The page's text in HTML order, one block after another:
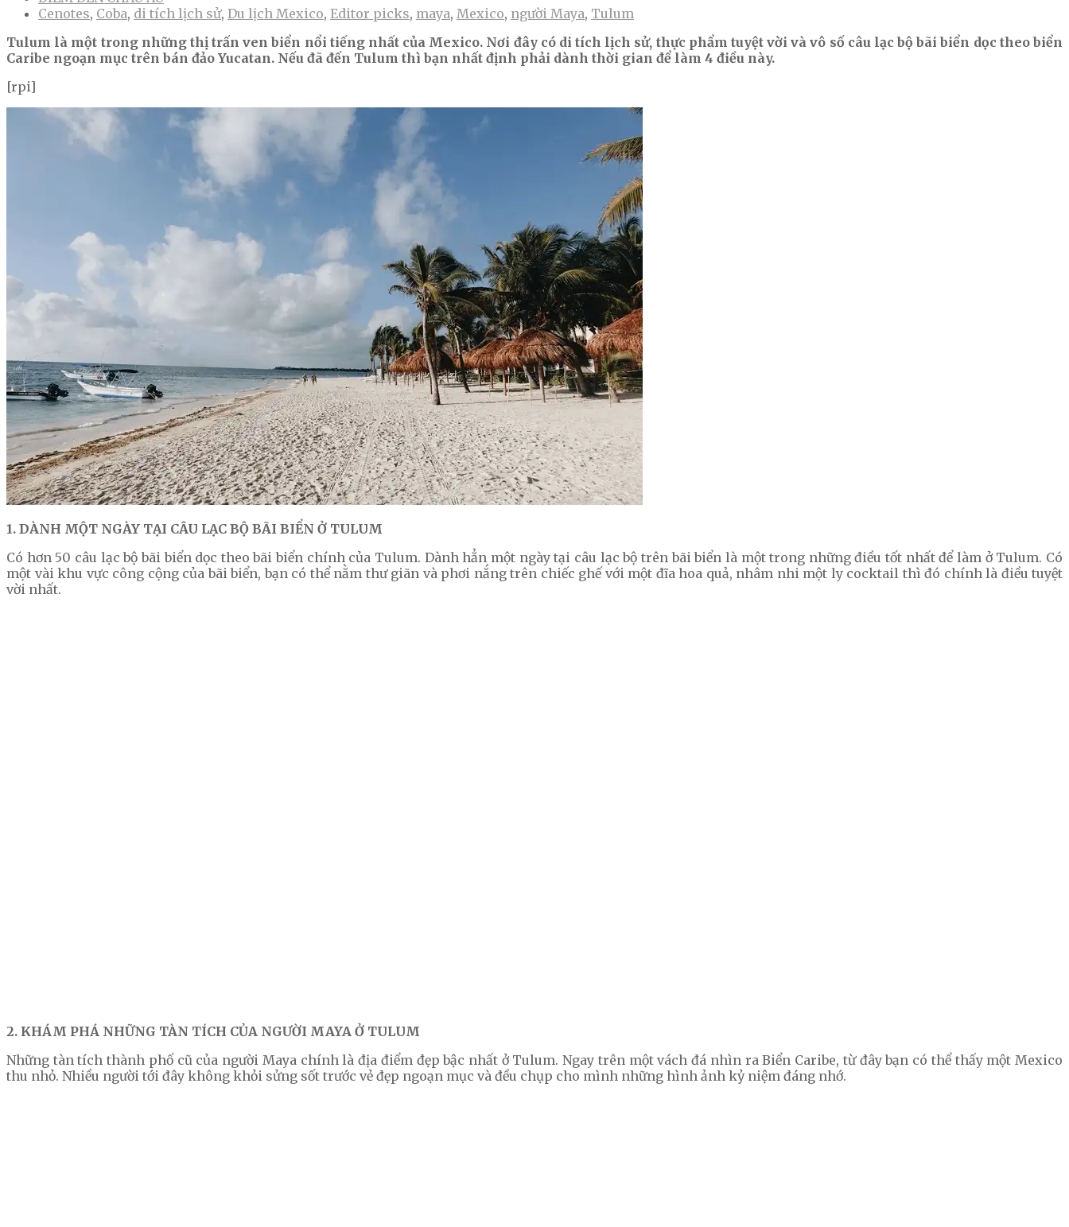
Cenotes, Coba, di tích lịch sử, Du lịch Mexico, Editor picks, maya, Mexico, người Maya, Tulum
Tulum là một trong những thị trấn ven biển nổi tiếng nhất của Mexico. Nơi đây có di tích lịch sử, thực phẩm tuyệt vời và vô số câu lạc bộ bãi biển dọc theo biển
Caribe ngoạn mục trên bán đảo Yucatan. Nếu đã đến Tulum thì bạn nhất định phải dành thời gian để làm 4 điều này.
[rpi]
1. DÀNH MỘT NGÀY TẠI CÂU LẠC BỘ BÃI BIỂN Ở TULUM
Có hơn 50 câu lạc bộ bãi biển dọc theo bãi biển chính của Tulum. Dành hẳn một ngày tại câu lạc bộ trên bãi biển là một trong những điều tốt nhất để làm ở Tulum. Có
một vài khu vực công cộng của bãi biển, bạn có thể nằm thư giãn và phơi nắng trên chiếc ghế với một đĩa hoa quả, nhâm nhi một ly cocktail thì đó chính là điều tuyệt
vời nhất.
2. KHÁM PHÁ NHỮNG TÀN TÍCH CỦA NGƯỜI MAYA Ở TULUM
Những tàn tích thành phố cũ của người Maya chính là địa điểm đẹp bậc nhất ở Tulum. Ngay trên một vách đá nhìn ra Biển Caribe, từ đây bạn có thể thấy một Mexico
thu nhỏ. Nhiều người tới đây không khỏi sửng sốt trước vẻ đẹp ngoạn mục và đều chụp cho mình những hình ảnh kỷ niệm đáng nhớ.